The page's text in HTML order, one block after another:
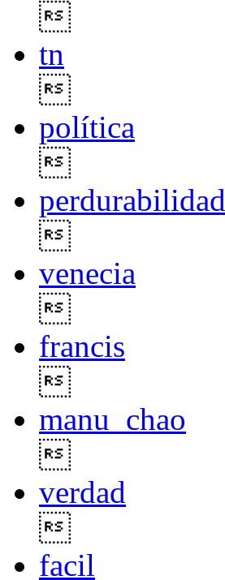
tn
política
perdurabilidad
venecia
francis
manu_chao
verdad
facil